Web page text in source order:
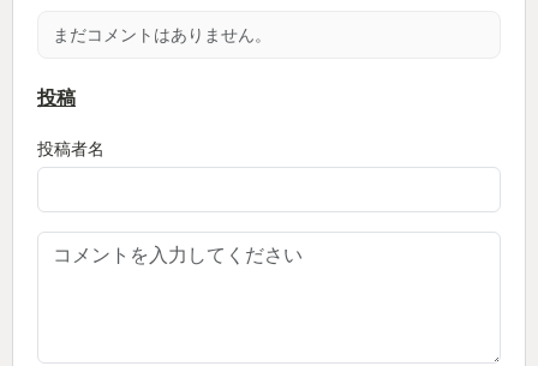
まだコメントはありません。
投稿
投稿者名